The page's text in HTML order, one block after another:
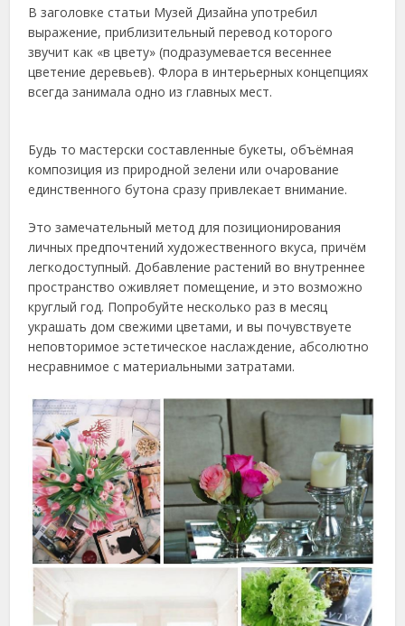
В заголовке статьи Музей Дизайна употребил
выражение, приблизительный перевод которого
звучит как «в цвету» (подразумевается весеннее
цветение деревьев). Флора в интерьерных концепциях
всегда занимала одно из главных мест.
Будь то мастерски составленные букеты, объёмная
композиция из природной зелени или очарование
единственного бутона сразу привлекает внимание.
Это замечательный метод для позиционирования
личных предпочтений художественного вкуса, причём
легкодоступный. Добавление растений во внутреннее
пространство оживляет помещение, и это возможно
круглый год. Попробуйте несколько раз в месяц
украшать дом свежими цветами, и вы почувствуете
неповторимое эстетическое наслаждение, абсолютно
несравнимое с материальными затратами.